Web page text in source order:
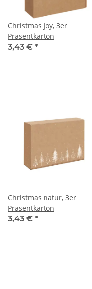
Christmas Joy, 3er
Präsentkarton
3,43 € *
Christmas natur, 3er
Präsentkarton
3,43 € *